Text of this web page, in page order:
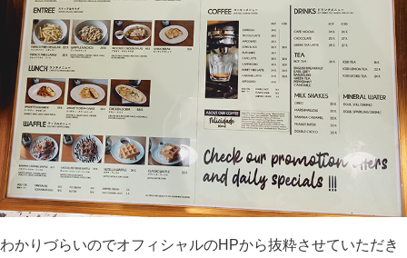
わかりづらいのでオフィシャルのHPから抜粋させていただき